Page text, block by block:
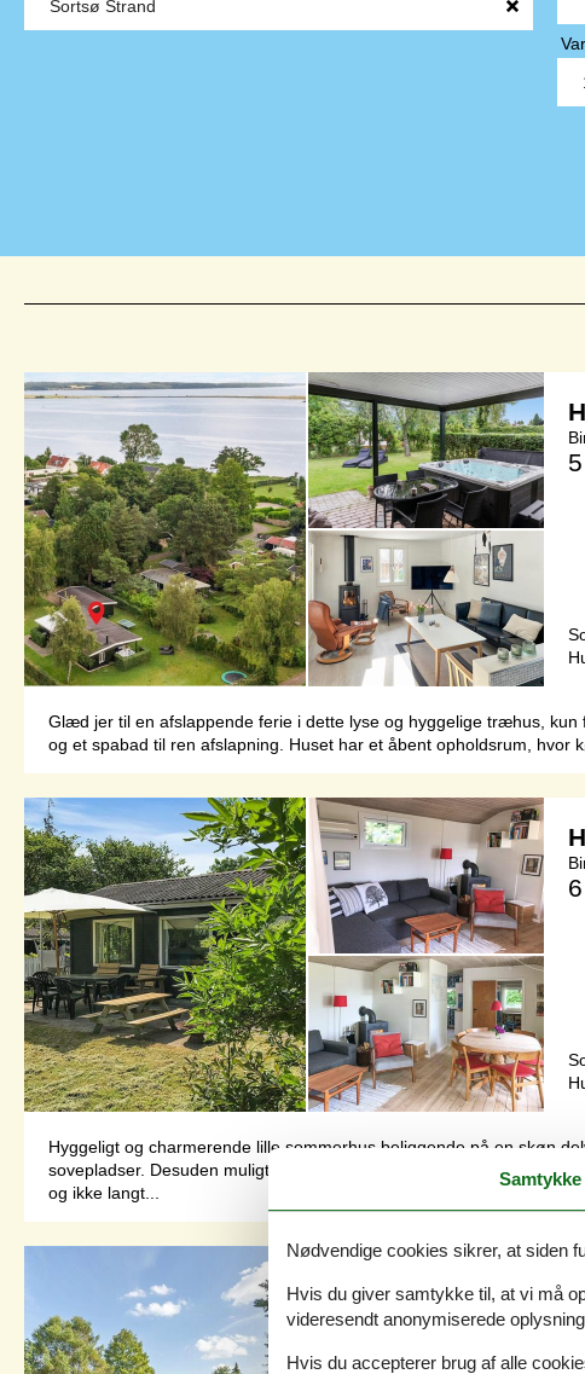
Glæd jer til en afslappende ferie i dette lyse og hyggelige træhus,
og et spabad til ren afslapning. Huset har et åbent opholdsrum,
Hyggeligt og charmerende lille sommerhus beliggende på en skøn
sovepladser. Desuden muligt med sovepladser på sovesofa i
og ikke langt...
Samtykke
Nødvendige cookies sikrer, at siden
Hvis du giver samtykke til, at vi må
videresendt anonymiserede
Hvis du accepterer brug af alle